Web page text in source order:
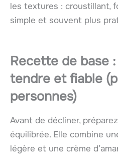
les textures : croustillant,
simple et souvent plus
Recette de base
tendre et fiable
personnes)
Avant de décliner,
équilibrée. Elle combine
légère et une crème